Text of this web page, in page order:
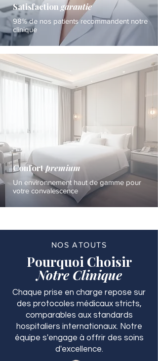
Satisfaction garantie
98% de nos patients recommandent notre
clinique
Confortpremium
Un environnement haut de gamme pour
votre convalescence
NOS ATOUTS
Pourquoi Choisir
Notre Clinique
Chaque prise en charge repose sur
des protocoles médicaux stricts,
comparables aux standards
hospitaliers internationaux. Notre
équipe s'engage à offrir des soins
d'excellence.